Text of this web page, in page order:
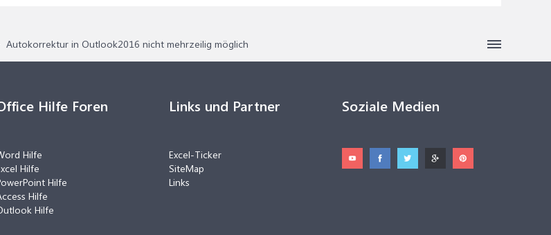
Autokorrektur in Outlook2016 nicht mehrzeilig möglich
Hilfe Foren
Hilfe
Hilfe
Hilfe
Hilfe
Hilfe
Links und Partner
Excel-Ticker
SiteMap
Links
Soziale Medien